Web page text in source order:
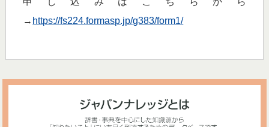
→ https://fs224.formasp.jp/g383/form1/